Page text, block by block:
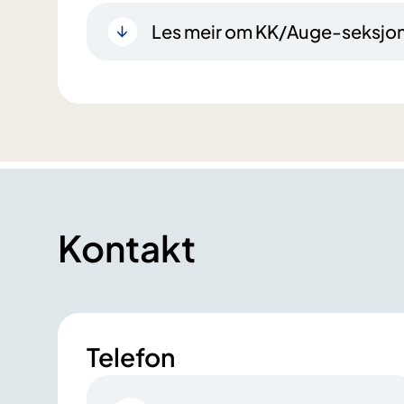
Les meir om KK/Auge-
Kontakt
Telefon